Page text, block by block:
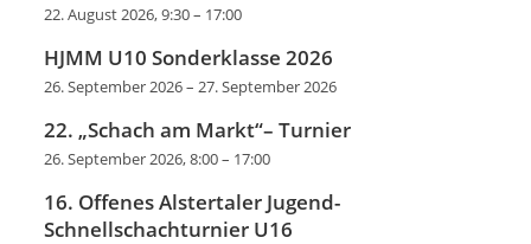
22. August 2026, 9:30– 17:00
HJMM U10 Sonderklasse 2026
26. September 2026–27. September 2026
22. „Schach am Markt“– Turnier
26. September 2026, 8:00– 17:00
16. Offenes Alstertaler Jugend-
Schnellschachturnier U16